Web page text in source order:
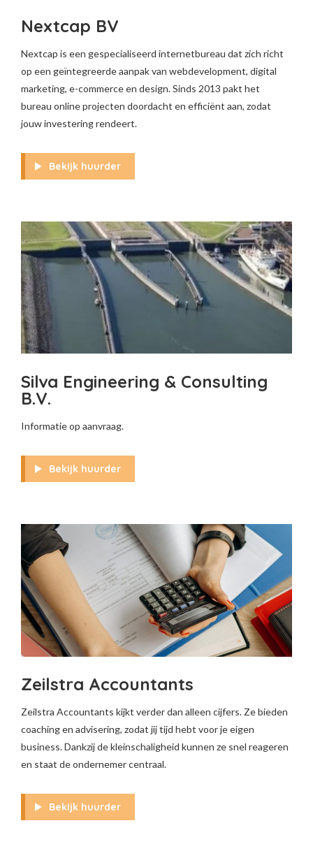
Nextcap BV
Nextcap is een gespecialiseerd internetbureau dat zich richt
op een geïntegreerde aanpak van webdevelopment, digital
marketing, e-commerce en design. Sinds 2013 pakt het
bureau online projecten doordacht en efficiënt aan, zodat
jouw investering rendeert.
Bekijk huurder
Silva Engineering & Consulting
B.V.
Informatie op aanvraag.
Bekijk huurder
Zeilstra Accountants
Zeilstra Accountants kijkt verder dan alleen cijfers. Ze bieden
coaching en advisering, zodat jij tijd hebt voor je eigen
business. Dankzij de kleinschaligheid kunnen ze snel reageren
en staat de ondernemer centraal.
Bekijk huurder